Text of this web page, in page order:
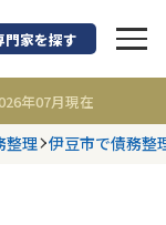
整理に強い弁
府県を選択
門家を探す
年07月現在
整理 伊豆市で債務整